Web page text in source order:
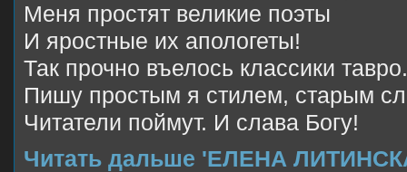
Меня простят великие поэты
И яростные их апологеты!
Так прочно въелось классики тавро.
Пишу простым я стилем, старым
Читатели поймут. И слава Богу!
Читать дальше 'ЕЛЕНА